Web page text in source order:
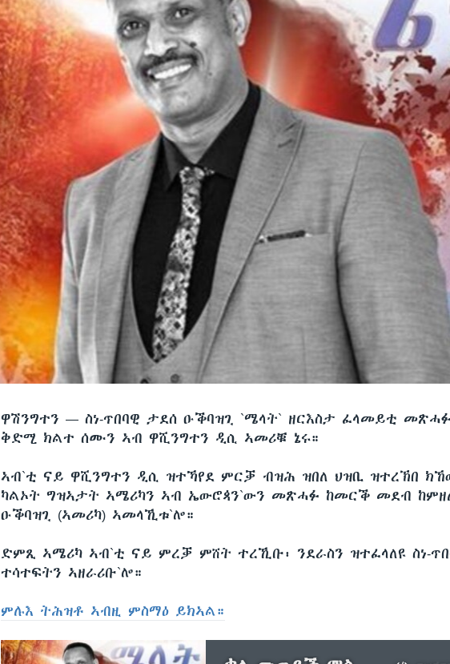
ዋሽንግተን —ስነ-ጥበባዊ ታደሰ ዑቕባዝጊ `ሜላት` ዘርእስታ ፈላመይቲ
ቅድሚ ክልተ ሰሙን ኣብ ዋሺንግተን ዲሲ ኣመሪቑ ኔሩ።
ኣብ`ቲ ናይ ዋሺንግተን ዲሲ ዝተኻየደ ምርቓ ብዝሕ ዝበለ ህዝቢ ዝተረኽበ
ካልኦት ግዝኣታት ኣሜሪካን ኣብ ኤውሮጳን`ውን መጽሓፉ ከመርቕ መደብ
ዑቕባዝጊ (ኣመሪካ) ኣመላኺቱ`ሎ።
ድምጺ ኣሜሪካ ኣብ`ቲ ናይ ምረቓ ምሸት ተረኺቡ፡ ንደራስን ዝተፈላለዩ ስነ-
ተሳተፍትን ኣዘራሪቡ`ሎ።
ምሉእ ትሕዝቶ ኣብዚ ምስማዕ ይክኣል።